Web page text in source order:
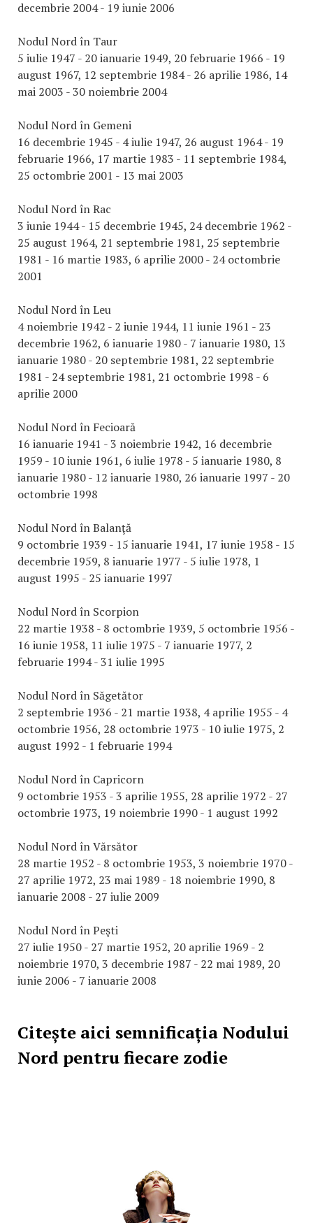
decembrie 2004 - 19 iunie 2006
Nodul Nord în Taur
5 iulie 1947 - 20 ianuarie 1949, 20 februarie 1966 - 19
august 1967, 12 septembrie 1984 - 26 aprilie 1986, 14
mai 2003 - 30 noiembrie 2004
Nodul Nord în Gemeni
16 decembrie 1945 - 4 iulie 1947, 26 august 1964 - 19
februarie 1966, 17 martie 1983 - 11 septembrie 1984,
25 octombrie 2001 - 13 mai 2003
Nodul Nord în Rac
3 iunie 1944 - 15 decembrie 1945, 24 decembrie 1962 -
25 august 1964, 21 septembrie 1981, 25 septembrie
1981 - 16 martie 1983, 6 aprilie 2000 - 24 octombrie
2001
Nodul Nord în Leu
4 noiembrie 1942 - 2 iunie 1944, 11 iunie 1961 - 23
decembrie 1962, 6 ianuarie 1980 - 7 ianuarie 1980, 13
ianuarie 1980 - 20 septembrie 1981, 22 septembrie
1981 - 24 septembrie 1981, 21 octombrie 1998 - 6
aprilie 2000
Nodul Nord în Fecioară
16 ianuarie 1941 - 3 noiembrie 1942, 16 decembrie
1959 - 10 iunie 1961, 6 iulie 1978 - 5 ianuarie 1980, 8
ianuarie 1980 - 12 ianuarie 1980, 26 ianuarie 1997 - 20
octombrie 1998
Nodul Nord în Balanţă
9 octombrie 1939 - 15 ianuarie 1941, 17 iunie 1958 - 15
decembrie 1959, 8 ianuarie 1977 - 5 iulie 1978, 1
august 1995 - 25 ianuarie 1997
Nodul Nord în Scorpion
22 martie 1938 - 8 octombrie 1939, 5 octombrie 1956 -
16 iunie 1958, 11 iulie 1975 - 7 ianuarie 1977, 2
februarie 1994 - 31 iulie 1995
Nodul Nord în Săgetător
2 septembrie 1936 - 21 martie 1938, 4 aprilie 1955 - 4
octombrie 1956, 28 octombrie 1973 - 10 iulie 1975, 2
august 1992 - 1 februarie 1994
Nodul Nord în Capricorn
9 octombrie 1953 - 3 aprilie 1955, 28 aprilie 1972 - 27
octombrie 1973, 19 noiembrie 1990 - 1 august 1992
Nodul Nord în Vărsător
28 martie 1952 - 8 octombrie 1953, 3 noiembrie 1970 -
27 aprilie 1972, 23 mai 1989 - 18 noiembrie 1990, 8
ianuarie 2008 - 27 iulie 2009
Nodul Nord în Peşti
27 iulie 1950 - 27 martie 1952, 20 aprilie 1969 - 2
noiembrie 1970, 3 decembrie 1987 - 22 mai 1989, 20
iunie 2006 - 7 ianuarie 2008
Citește aici semnificația Nodului
Nord pentru fiecare zodie